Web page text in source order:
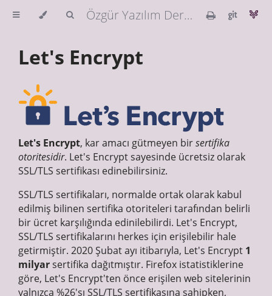
Özgür Yazılım Derneği Güvenlik Rehberi
Let's Encrypt
Let's Encrypt, kar amacı gütmeyen birsertifika
otoritesidir. Let's Encrypt sayesinde ücretsiz olarak
SSL/TLS sertifikası edinebilirsiniz.
SSL/TLS sertifikaları, normalde ortak olarak kabul
edilmiş bilinen sertifika otoriteleri tarafından belirli
bir ücret karşılığında edinilebilirdi. Let's Encrypt,
SSL/TLS sertifikalarını herkes için erişilebilir hale
getirmiştir. 2020 Şubat ayı itibarıyla, Let's Encrypt 1
milyarsertifika dağıtmıştır. Firefox istatistiklerine
göre, Let's Encrypt'ten önce erişilen web sitelerinin
yalnızca %26'sı SSL/TLS sertifikasına sahipken,